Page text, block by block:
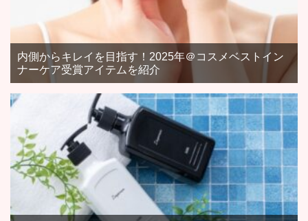
内側からキレイを目指す！2025年＠コスメベストイン
ナーケア受賞アイテムを紹介